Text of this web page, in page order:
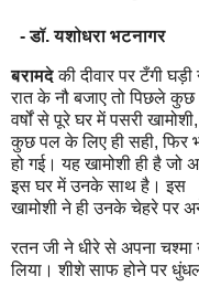
- डॉ. यशोधरा भटनागर
बरामदेकी दीवार पर टँगी घड़ी
रात के नौ बजाए तो पिछले कुछ
वर्षों से पूरे घर में पसरी खामोशी,
कुछ पल के लिए ही सही, फिर
हो गई। यह खामोशी ही है जो
इस घर में उनके साथ है। इस
खामोशी ने ही उनके चेहरे पर
रतन जी ने धीरे से अपना
लिया। शीशे साफ होने पर